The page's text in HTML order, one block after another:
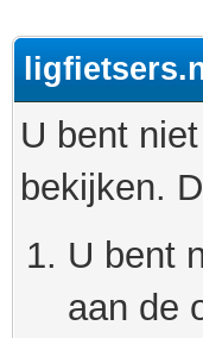
U bent
bekijken.
U bent
aan de